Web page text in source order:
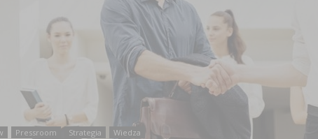
Pressroom Strategia Wiedza